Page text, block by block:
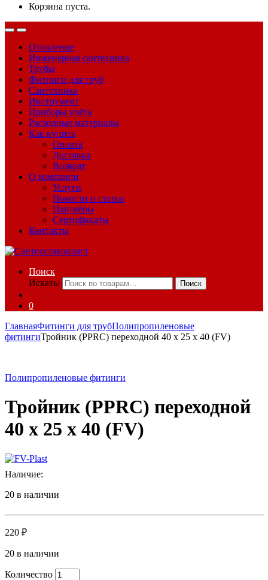
Корзина пуста.
Отопление
Инженерная сантехника
Трубы
Фитинги для труб
Сантехника
Инструмент
Приборы учёта
Расходные материалы
Как купить
Оплата
Доставка
Возврат
О компании
Услуги
Новости и статьи
Партнёры
Сертификаты
Контакты
Поиск
Искать:
Поиск
0
ГлавнаяФитинги для трубПолипропиленовые
фитингиТройник (PPRC) переходной 40 x 25 x 40 (FV)
Полипропиленовые фитинги
Тройник (PPRC) переходной
40 x 25 x 40 (FV)
Наличие:
20 в наличии
220 ₽
20 в наличии
Количество